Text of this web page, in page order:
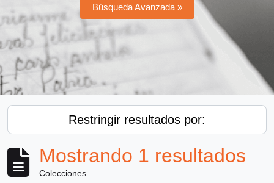
Búsqueda Avanzada »
Restringir resultados por:
Mostrando 1 resultados
Colecciones